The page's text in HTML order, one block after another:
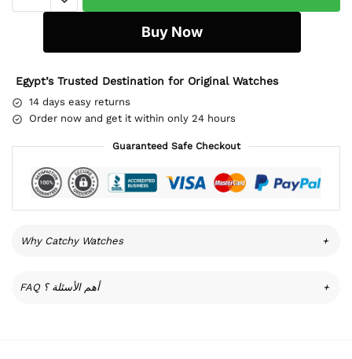
Buy Now
Egypt’s Trusted Destination for Original Watches
14 days easy returns
Order now and get it within only 24 hours
Guaranteed Safe Checkout
Why Catchy Watches +
FAQ أهم الأسئلة ؟ +